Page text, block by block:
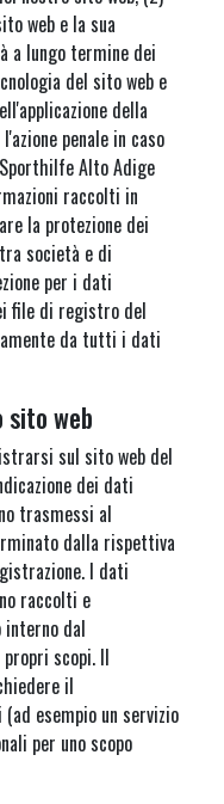
web e la sua
a lungo termine dei
del sito web e
della
penale in caso
Alto Adige
raccolti in
la protezione dei
società e di
per i dati
file di registro del
da tutti i dati
sito web
sul sito web del
dei dati
trasmessi al
dalla rispettiva
I dati
raccolti e
interno dal
scopi. Il
il
esempio un servizio
per uno scopo